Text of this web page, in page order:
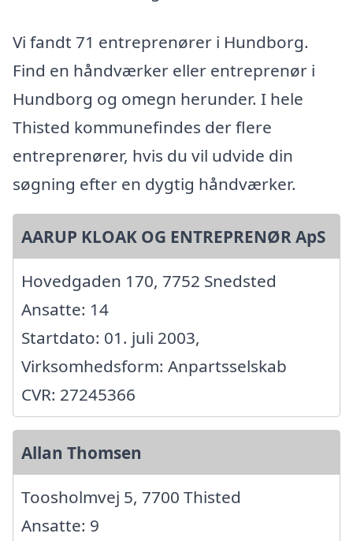
Vi fandt 71 entreprenører i Hundborg.
Find en håndværker eller entreprenør i
Hundborg og omegn herunder. I hele
Thisted kommunefindes der flere
entreprenører, hvis du vil udvide din
søgning efter en dygtig håndværker.
AARUP KLOAK OG ENTREPRENØR ApS
Hovedgaden 170, 7752 Snedsted
Ansatte: 14
Startdato: 01. juli 2003,
Virksomhedsform: Anpartsselskab
CVR: 27245366
Allan Thomsen
Toosholmvej 5, 7700 Thisted
Ansatte: 9